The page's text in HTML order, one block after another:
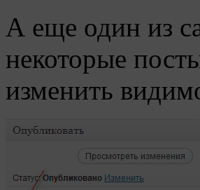
А еще один из
некоторые
изменить